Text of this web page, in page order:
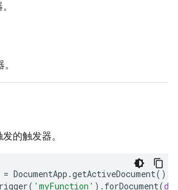
的触发器。
= DocumentApp .getActiveDocument();
( 'myFunction' ). forDocument(